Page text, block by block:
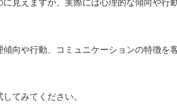
見えますが、実際には心理的な傾向や行
向や行動、コミュニケーションの特徴を
てみてください。